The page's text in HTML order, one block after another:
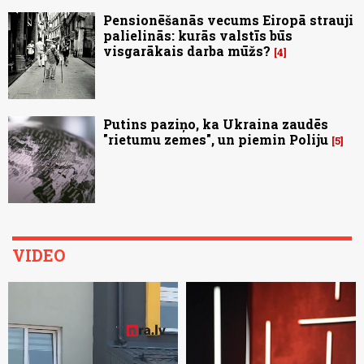
Pensionēšanās vecums Eiropā strauji
palielinās: kurās valstīs būs
visgarākais darba mūžs? 4
Putins paziņo, ka Ukraina zaudēs
"rietumu zemes", un piemin Poliju 5
VIDEO